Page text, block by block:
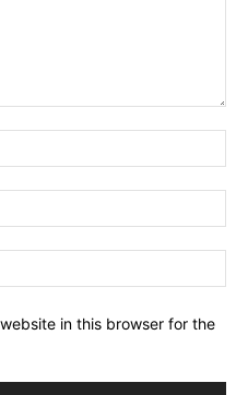
in this browser for the